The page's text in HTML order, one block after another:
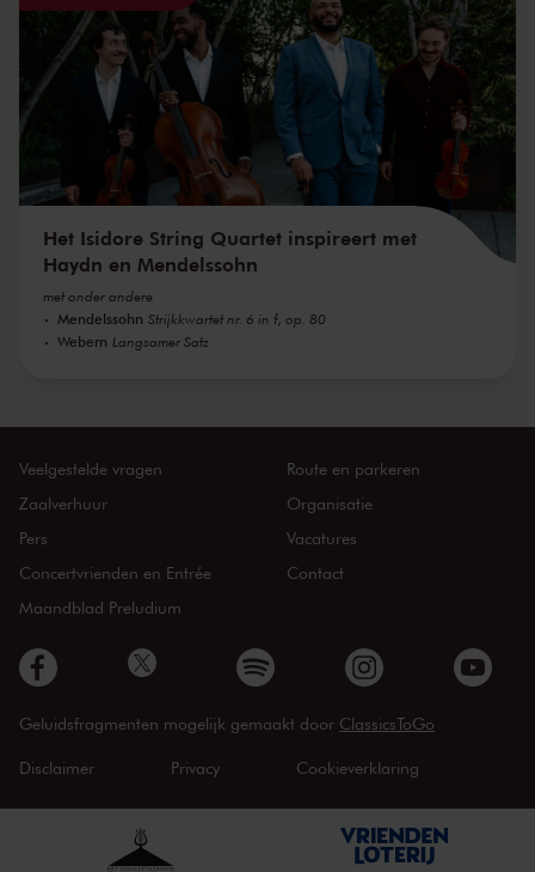
Het Isidore String Quartet inspireert met
Haydn en Mendelssohn
met onder andere
Mendelssohn Strijkkwartet nr. 6 in f, op. 80
Webern Langsamer Satz
Veelgestelde vragen
Zaalverhuur
Pers
Concertvrienden en Entrée
Maandblad Preludium
Route en parkeren
Organisatie
Vacatures
Contact
Geluidsfragmenten mogelijk gemaakt door ClassicsToGo
Disclaimer Privacy Cookieverklaring